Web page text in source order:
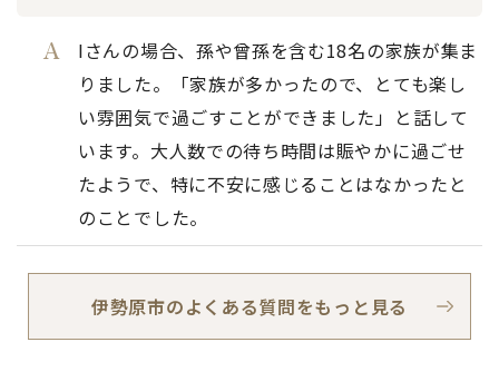
Iさんの場合、孫や曾孫を含む18名の家族が集ま
りました。「家族が多かったので、とても楽し
い雰囲気で過ごすことができました」と話して
います。大人数での待ち時間は賑やかに過ごせ
たようで、特に不安に感じることはなかったと
のことでした。
伊勢原市のよくある質問をもっと見る